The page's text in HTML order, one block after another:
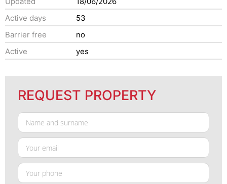
Active days
53
Barrier free
no
Active
yes
REQUEST PROPERTY